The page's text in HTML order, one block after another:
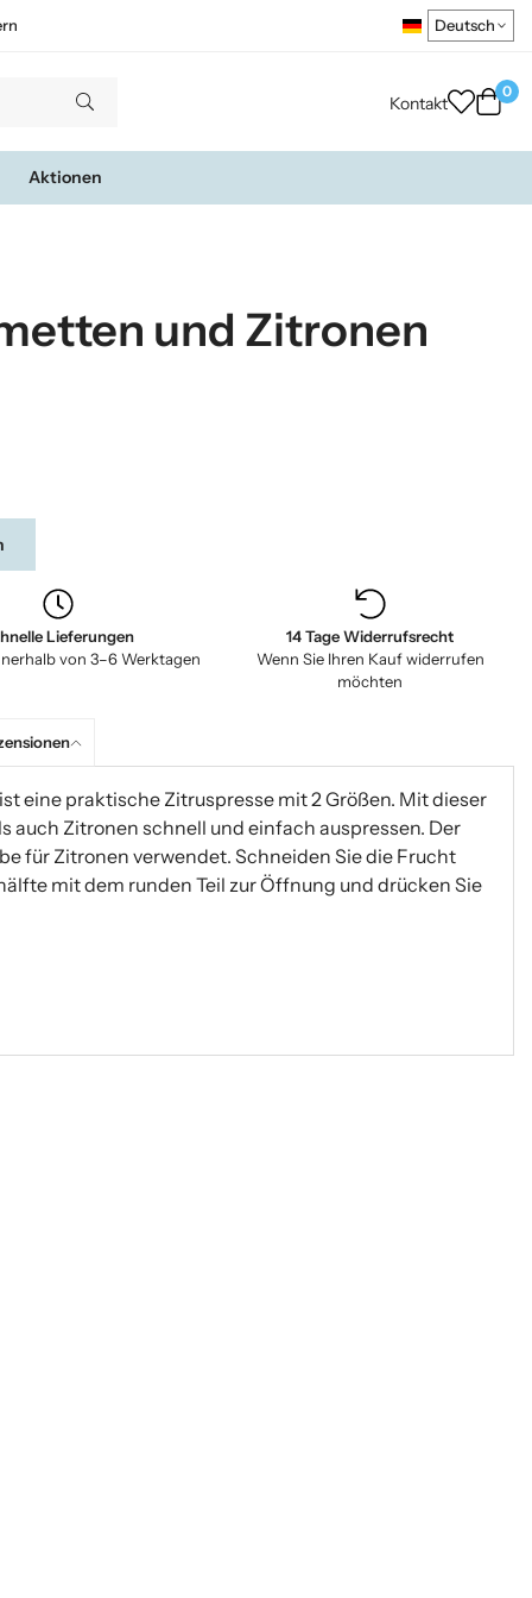
Kontakt
0
Aktionen
und Zitronen
Lieferungen
von 3–6 Werktagen
14 Tage Widerrufsrecht
Wenn Sie Ihren Kauf widerrufen
möchten
eine praktische Zitruspresse mit 2 Größen. Mit dieser
auch Zitronen schnell und einfach auspressen. Der
für Zitronen verwendet. Schneiden Sie die Frucht
mit dem runden Teil zur Öffnung und drücken Sie